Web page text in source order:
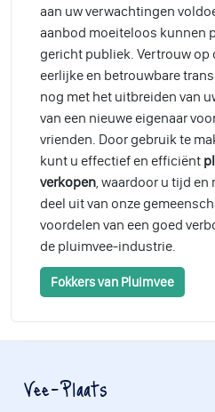
aan uw verwachtingen
aanbod moeiteloos kunnen
gericht publiek. Vertrouw
eerlijke en betrouwbare
nog met het uitbreiden van
van een nieuwe eigenaar
vrienden. Door gebruik te
kunt u effectief en efficiënt
verkopen, waardoor u tijd en
deel uit van onze
voordelen van een goed
de pluimvee-industrie.
Fokkers van Pluimvee
Vee-Plaats